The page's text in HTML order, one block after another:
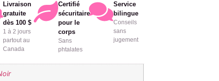
Livraison
gratuite
dès 100 $
1 à 2 jours
partout au
Canada
Certifié
sécuritaire
pour le
corps
Sans
phtalates
Service
bilingue
Conseils
sans
jugement